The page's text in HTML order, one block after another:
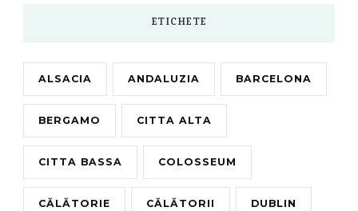
ETICHETE
ALSACIA ANDALUZIA BARCELONA
BERGAMO CITTA ALTA
CITTA BASSA COLOSSEUM
CĂLĂTORIE CĂLĂTORII DUBLIN